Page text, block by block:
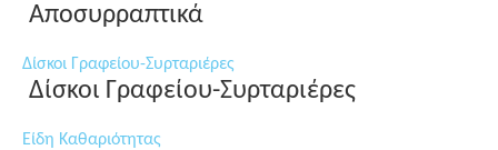
Αποσυρραπτικά
Δίσκοι Γραφείου-Συρταριέρες
Δίσκοι Γραφείου-Συρταριέρες
Είδη Καθαριότητας